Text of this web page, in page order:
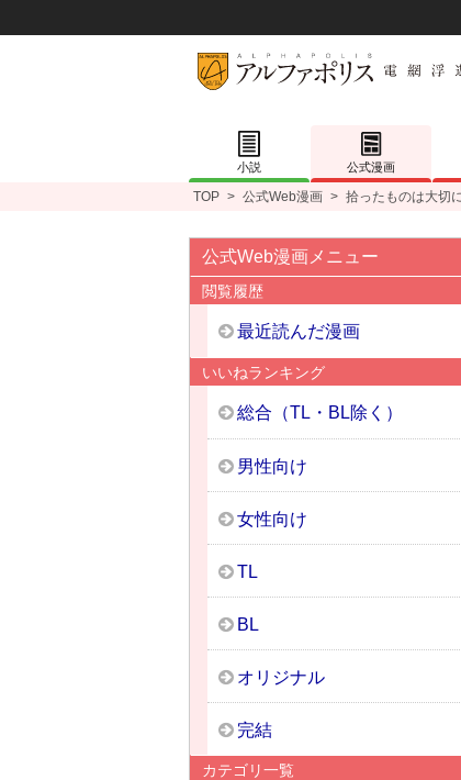
小説 公式漫画
TOP > 公式Web漫画 > 拾ったものは大切
公式Web漫画メニュー
閲覧履歴
最近読んだ漫画
いいねランキング
総合（TL・BL除く）
男性向け
女性向け
TL
BL
オリジナル
完結
カテゴリ一覧